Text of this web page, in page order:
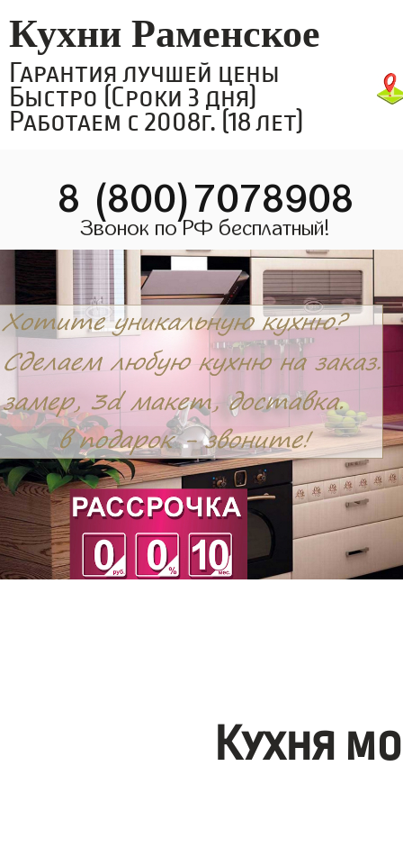
Кухни Раменское
Гарантия лучшей цены
Быстро (Сроки 3 дня)
Работаем с 2008г. (18 лет)
8 (800)7078908
Звонок по РФ бесплатный!
Кухня